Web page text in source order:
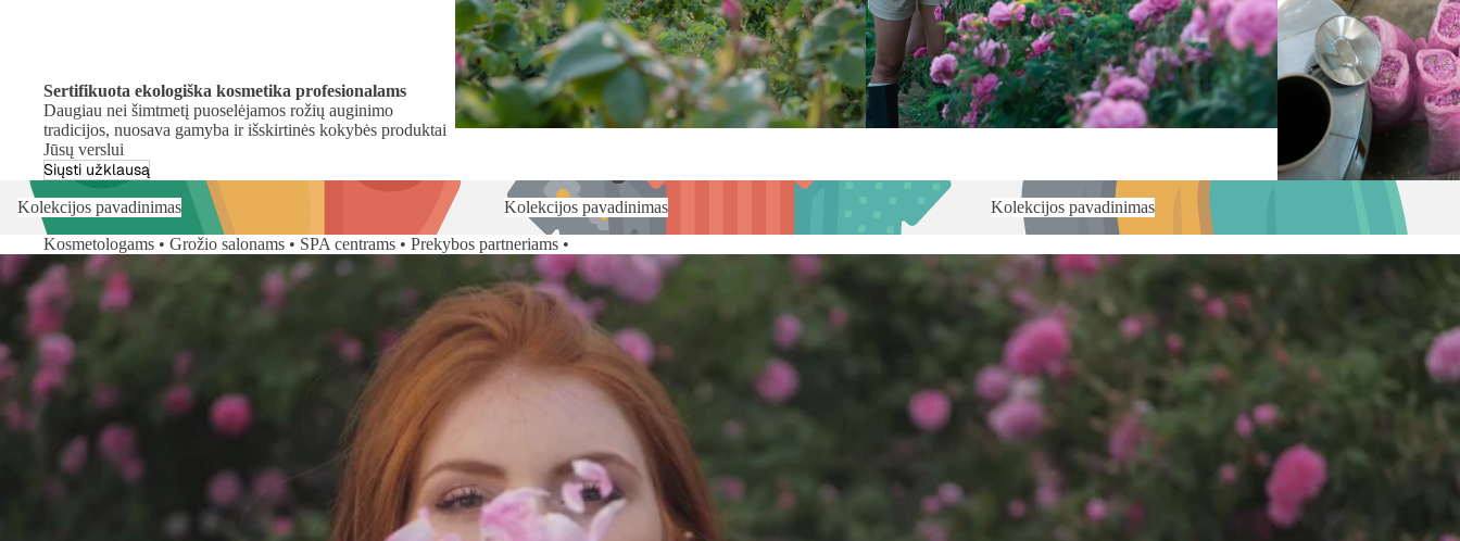
Sertifikuota ekologiška kosmetika profesionalams
Daugiau nei šimtmetį puoselėjamos rožių auginimo
tradicijos, nuosava gamyba ir išskirtinės kokybės produktai
Jūsų verslui
Siųsti užklausą
Kolekcijos pavadinimas Kolekcijos pavadinimas
Kolekcijos pavadinimas
Kosmetologams • Grožio salonams • SPA centrams • Prekybos partneriams •